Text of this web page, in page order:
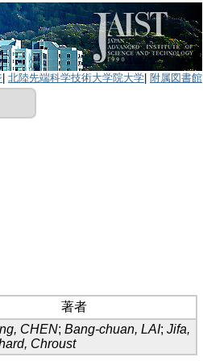
北陸先端科学技術大学院大学 附属図書館
著者
CHEN; Bang-chuan, LAI; Jifa,
Chroust